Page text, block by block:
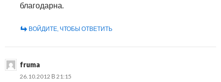
благодарна.
ВОЙДИТЕ, ЧТОБЫ ОТВЕТИТЬ
fruma
26.10.2012 В 21:15